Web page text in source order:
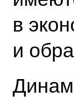
в
и